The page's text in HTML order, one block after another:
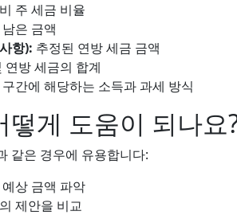
주 세금 비율
은 금액
항): 추정된 연방 세금 금액
연방 세금의 합계
구간에 해당하는 소득과 과세 방식
떻게 도움이 되나요
같은 경우에 유용합니다:
상 금액 파악
제안을 비교